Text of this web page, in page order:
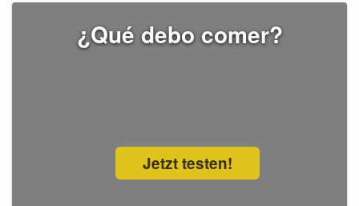
¿Qué debo comer?
Jetzt testen!